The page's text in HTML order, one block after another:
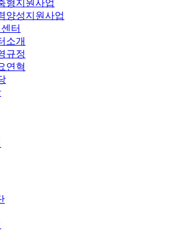
형지원사업
양성지원사업
터
소개
규정
연혁